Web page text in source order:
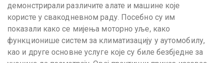
демонстрирали различите алате и машине које
користе у свакодневном раду. Посебно су им
показали како се мијења моторно уље, како
функционише систем за климатизацију у аутомобилу,
као и друге основне услуге које су биле безбједне за